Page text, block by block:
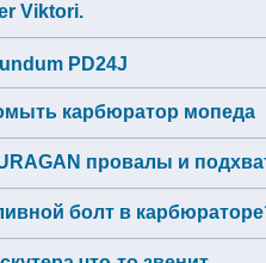
Viktori.
PD24J
карбюратор мопеда
провалы и
болт в